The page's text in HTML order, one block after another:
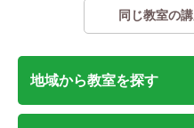
同じ教室の
地域から教室を探す